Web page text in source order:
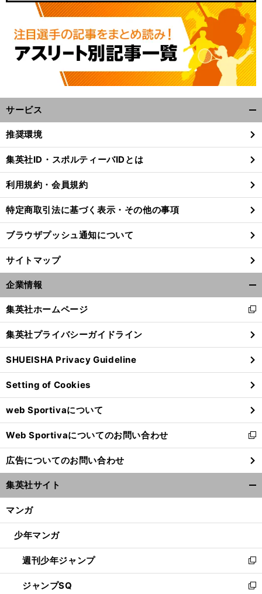
サービス
閉
る
推奨環境
集英社ID・スポルティーバIDとは
利用規約・会員規約
特定商取引法に基づく表示・その他の事項
ブラウザプッシュ通知について
サイトマップ
企業情報
閉
る
集英社ホームページ
新
し
い
ウ
ィ
ン
ド
ウ
で
開
く
集英社プライバシーガイドライン
SHUEISHA Privacy Guideline
Setting of Cookies
web Sportivaについて
Web Sportivaについてのお問い合わせ
新
し
い
ウ
ィ
ン
ウ
開
く
広告についてのお問い合わせ
集英社サイト
マンガ
少年マンガ
週刊少年ジャンプ
新
し
い
ジャンプSQ
新